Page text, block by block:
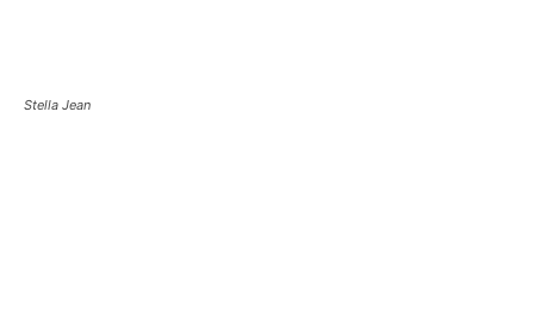
Stella Jean